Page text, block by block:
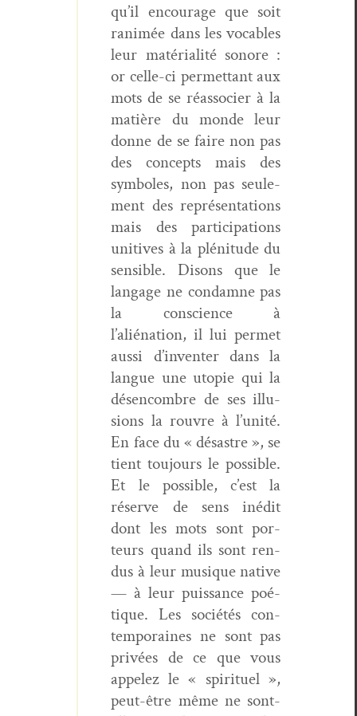
qu’il encour­age que soit
ran­imée dans les voca­bles
leur matéri­al­ité sonore :
or celle-ci per­me­t­tant aux
mots de se réas­soci­er à la
matière du monde leur
donne de se faire non pas
des con­cepts mais des
sym­bol­es, non pas seule­
ment des représen­ta­tions
mais des par­tic­i­pa­tions
uni­tives à la pléni­tude du
sen­si­ble. Dis­ons que le
lan­gage ne con­damne pas
la con­science à
l’aliénation, il lui per­met
aus­si d’inventer dans la
langue une utopie qui la
désen­com­bre de ses illu­
sions la rou­vre à l’unité.
En face du « désas­tre », se
tient tou­jours le pos­si­ble.
Et le pos­si­ble, c’est la
réserve de sens inédit
dont les mots sont por­
teurs quand ils sont ren­
dus à leur musique native
— à leur puis­sance poé­
tique. Les sociétés con­
tem­po­raines ne sont pas
privées de ce que vous
appelez le « spir­ituel »,
peut-être même ne sont-